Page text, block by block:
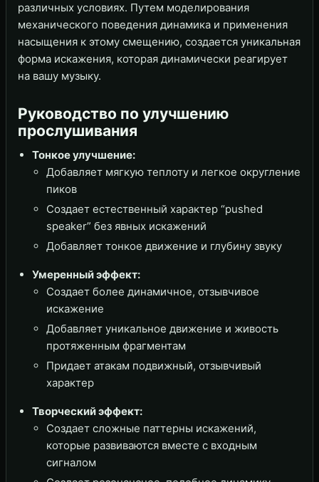
различных условиях. Путем моделирования
механического поведения динамика и применения
насыщения к этому смещению, создается уникальная
форма искажения, которая динамически реагирует
на вашу музыку.
Руководство по улучшению
прослушивания
Тонкое улучшение:
Добавляет мягкую теплоту и легкое округление
пиков
Создает естественный характер “pushed
speaker” без явных искажений
Добавляет тонкое движение и глубину звуку
Умеренный эффект:
Создает более динамичное, отзывчивое
искажение
Добавляет уникальное движение и живость
протяженным фрагментам
Придает атакам подвижный, отзывчивый
характер
Творческий эффект:
Создает сложные паттерны искажений,
которые развиваются вместе с входным
сигналом